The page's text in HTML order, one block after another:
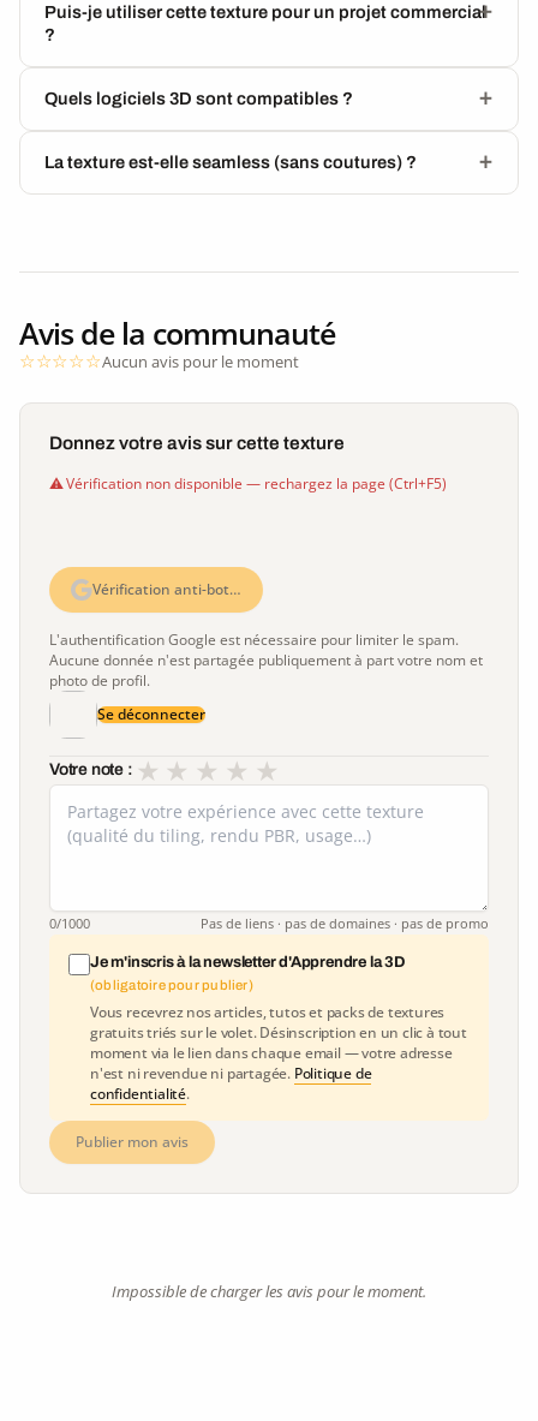
Puis-je utiliser cette texture pour un projet commercial
?
Quels logiciels 3D sont compatibles ?
La texture est-elle seamless (sans coutures) ?
Avis de la communauté
Aucun avis pour le moment
Donnez votre avis sur cette texture
Vérification non disponible — rechargez la page (Ctrl+F5)
Vérification anti-bot…
L'authentification Google est nécessaire pour limiter le spam.
Aucune donnée n'est partagée publiquement à part votre nom et
photo de profil.
Se déconnecter
Votre note : ★
★
★
★
★
0/1000 Pas de liens · pas de domaines · pas de promo
Je m'inscris à la newsletter d'Apprendre la 3D
(obligatoire pour publier)
Vous recevrez nos articles, tutos et packs de textures
gratuits triés sur le volet. Désinscription en un clic à tout
moment via le lien dans chaque email — votre adresse
n'est ni revendue ni partagée. Politique de
confidentialité.
Publier mon avis
Impossible de charger les avis pour le moment.